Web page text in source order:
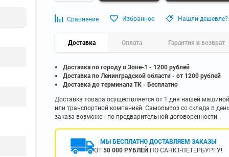
Показать еще
ПО ГЛУБИНЕ
200 мм
300 мм
350 мм
450 мм
500 мм
Офисная мебель для госучреждений
Сравнение Избранное Нашли дешевле?
Доставка Оплата Гарантия и возврат
Доставка по городу в Зоне-1 - 1200 рублей
Доставка по Ленинградской области - от 1200 рублей
Доставка до терминала ТК - Бесплатно
Доставка товара осуществляется от 1 дня нашей машиной
или транспортной компанией. Самовывоз со склада в
заказа возможен по предварительной договоренности.
МЫ БЕСПЛАТНО ДОСТАВЛЯЕМ ЗАКАЗЫ
ОТ50 000 РУБЛЕЙ ПО САНКТ-ПЕТЕРБУРГУ!